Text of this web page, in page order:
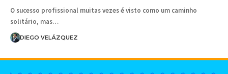
O sucesso profissional muitas vezes é visto como um caminho
solitário, mas…
DIEGO VELÁZQUEZ